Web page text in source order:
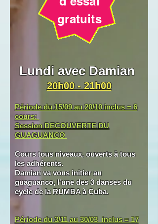
gratuits
Lundi avec Damian
20h00 - 21h00
Période du 15/09 au 20/10 inclus = 6
cours:
Session DECOUVERTE DU
GUAGUANCO
Cours tous niveaux, ouverts à tous
les adhérents.
Damian va vous initier au
guaguanco, l'une des 3 danses du
cycle de la RUMBA à Cuba.
Période du 3/11 au 30/03 inclus = 17